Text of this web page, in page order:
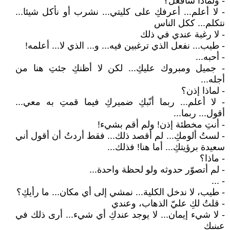
- لا أعلم... أعرفكِ على كليتي... نشرب أو نأكل شيئا...
نتكلم... ككل الناس
- لا رغبة عندي في ذلك
- طيب... نفعل الذي ترغبين فيه... و... الذي لا... أعلمه!
- أحبه...
- جميل ومبروك عليكِ... لكن لا أظنكِ جئتِ هنا من
أجله...
- لماذا إذن؟
- لا أعلم... ربما أنّبكِ ضميركِ فيما قمتِ به معي...
أقول... ربما...
- أنتِ مخطئة إذن! ولم أقم بشيء!
- لستُ ألومكِ... لم أقصد ذلك... فقط أردتُ أن أقول أني
سعيدة برؤيتكِ... أما هنا! فذلك...
- ماذا؟
- لم أتصوّر حدوثه ولو لحظة واحدة...
- ...
- طيب، لا ندخل الكلية... نمشي إلى أي مكان... ما رأيكِ؟
- قلتُ لكِ عليّ الذهاب، وعندي
- لا شيء إيمان... لا يوجد عندكِ أي شيء... أرى ذلك في
عينيكِ